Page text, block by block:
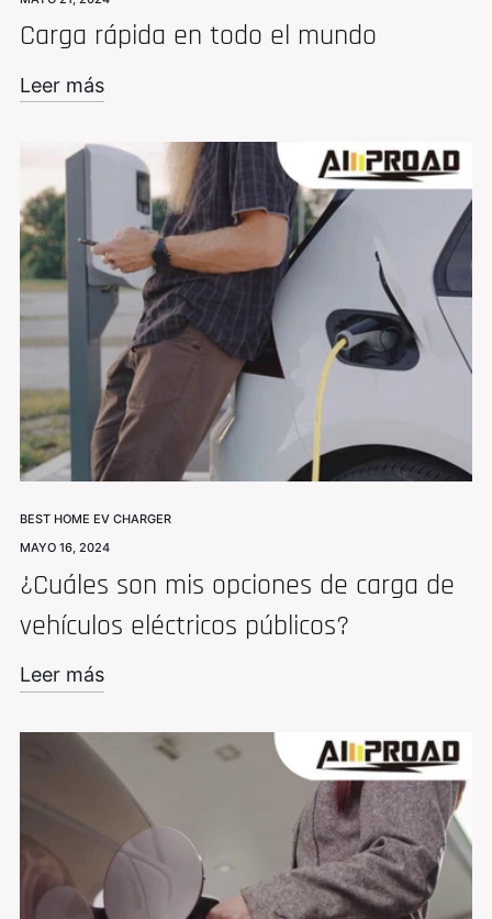
Carga rápida en todo el mundo
Leer más
BEST HOME EV CHARGER
MAYO 16, 2024
¿Cuáles son mis opciones de carga de
vehículos eléctricos públicos?
Leer más